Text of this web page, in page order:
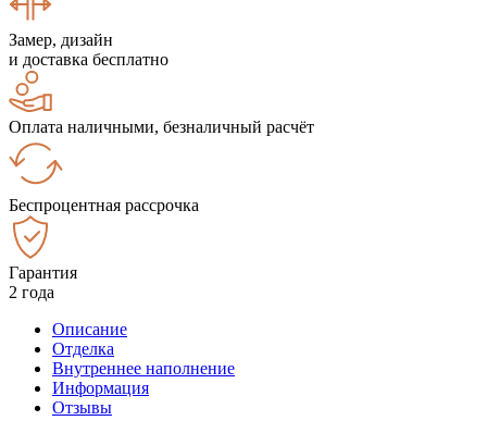
Замер, дизайн
и доставка бесплатно
Оплата наличными, безналичный расчёт
Беспроцентная рассрочка
Гарантия
2 года
Описание
Отделка
Внутреннее наполнение
Информация
Отзывы